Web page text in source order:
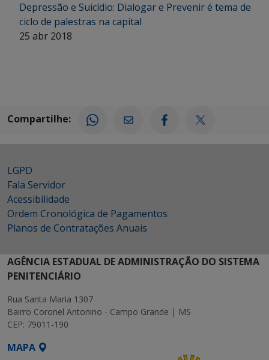
Depressão e Suicídio: Dialogar e Prevenir é tema de
ciclo de palestras na capital
25 abr 2018
Compartilhe:
LGPD
Fala Servidor
Acessibilidade
Ordem Cronológica de Pagamentos
Planos de Contratações Anuais
AGÊNCIA ESTADUAL DE ADMINISTRAÇÃO DO SISTEMA
PENITENCIÁRIO
Rua Santa Maria 1307
Bairro Coronel Antonino - Campo Grande | MS
CEP: 79011-190
MAPA